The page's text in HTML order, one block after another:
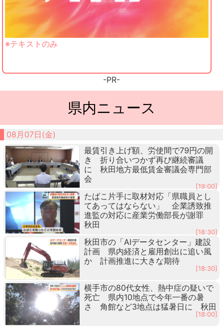
※テキストのみ
-PR-
県内ニュース
08月07日(金)
最賃引き上げ額、労使間で79円の開
き 折り合いつかず再び継続審議
に 秋田地方最低賃金審議会専門部
会
[19:00]
たばこ片手に取材対応「県職員とし
てあってはならない」 企業誘致推
進監の対応に産業労働部長が謝罪
秋田
[18:30]
秋田市の「AIデータセンター」建設
計画 県内経済と雇用創出に追い風
か 計画推進に大きな期待
[18:30]
横手市の80代女性、熱中症の疑いで
死亡 県内10地点で今年一番の暑
さ 角館など3地点は猛暑日に 秋田
[18:00]